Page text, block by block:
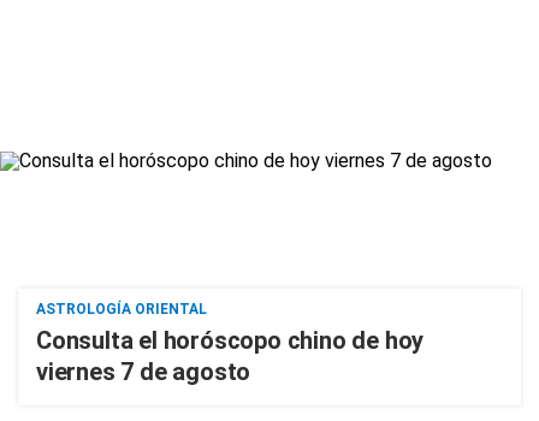
ASTROLOGÍA ORIENTAL
Consulta el horóscopo chino de hoy
viernes 7 de agosto